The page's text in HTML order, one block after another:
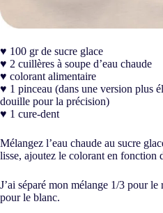
♥ 100 gr de sucre glace
♥ 2 cuillères à soupe d’eau chaude
♥ colorant alimentaire
♥ 1 pinceau (dans une version plus
douille pour la précision)
♥ 1 cure-dent
Mélangez l’eau chaude au sucre
lisse, ajoutez le colorant en fonction
J’ai séparé mon mélange 1/3 pour
pour le blanc.